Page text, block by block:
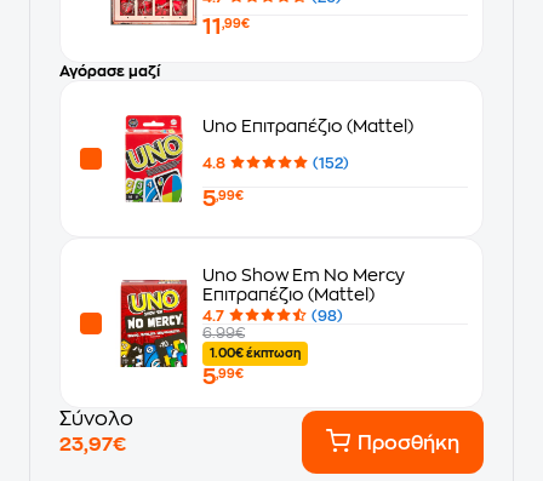
11 ,99€
Αγόρασε μαζί
Uno Επιτραπέζιο (Mattel)
4.8 (152)
5,99€
Uno Show Em No Mercy
Επιτραπέζιο (Mattel)
4.7
(98)
6.99€
1.00€ έκπτωση
5,99€
Σύνολο
23,97€
Προσθήκη